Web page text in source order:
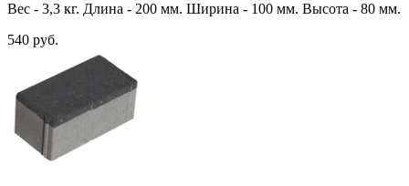
Вес - 3,3 кг. Длина - 200 мм. Ширина - 100 мм. Высота - 80 мм.
540 руб.